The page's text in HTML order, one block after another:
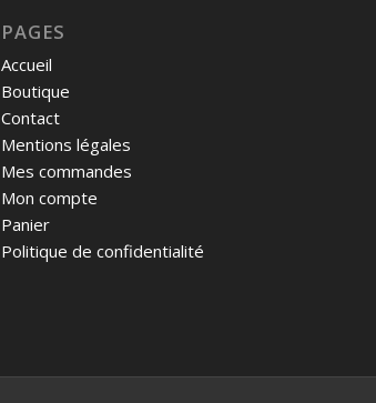
PAGES
Accueil
Boutique
Contact
Mentions légales
Mes commandes
Mon compte
Panier
Politique de confidentialité